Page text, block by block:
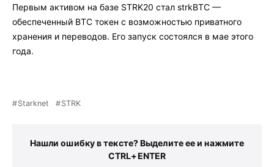
Первым активом на базе STRK20 стал strkBTC —
обеспеченный BTC токен с возможностью приватного
хранения и переводов. Его запуск состоялся в мае этого
года.
Starknet STRK
Нашли ошибку в тексте? Выделите ее и нажмите
CTRL+ENTER